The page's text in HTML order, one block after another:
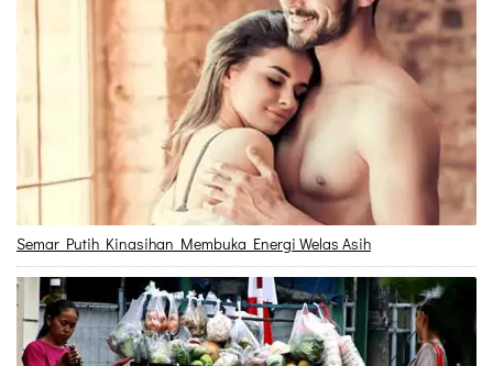
Semar Putih Kinasihan Membuka Energi Welas Asih